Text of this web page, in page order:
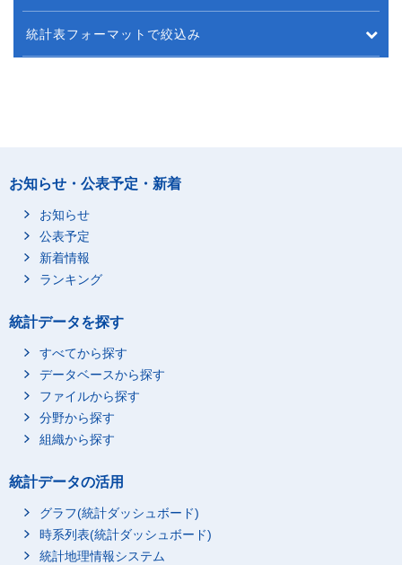
統計表フォーマットで絞込み
お知らせ・公表予定・新着
お知らせ
公表予定
新着情報
ランキング
統計データを探す
すべてから探す
データベースから探す
ファイルから探す
分野から探す
組織から探す
統計データの活用
グラフ(統計ダッシュボード)
時系列表(統計ダッシュボード)
統計地理情報システム